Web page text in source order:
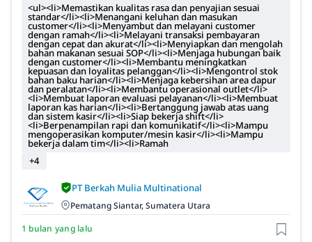
<ul><li>Memastikan kualitas rasa dan penyajian sesuai
standar</li><li>Menangani keluhan dan masukan
customer</li><li>Menyambut dan melayani customer
dengan ramah</li><li>Melayani transaksi pembayaran
dengan cepat dan akurat</li><li>Menyiapkan dan mengolah
bahan makanan sesuai SOP</li><li>Menjaga hubungan baik
dengan customer</li><li>Membantu meningkatkan
kepuasan dan loyalitas pelanggan</li><li>Mengontrol stok
bahan baku harian</li><li>Menjaga kebersihan area dapur
dan peralatan</li><li>Membantu operasional outlet</li>
<li>Membuat laporan evaluasi pelayanan</li><li>Membuat
laporan kas harian</li><li>Bertanggung jawab atas uang
dan sistem kasir</li><li>Siap bekerja shift</li>
<li>Berpenampilan rapi dan komunikatif</li><li>Mampu
mengoperasikan komputer/mesin kasir</li><li>Mampu
bekerja dalam tim</li><li>Ramah
+4
PT Berkah Mulia Multinational
Pematang Siantar, Sumatera Utara
1 bulan yang lalu